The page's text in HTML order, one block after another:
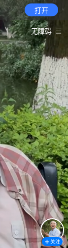
打开
无障碍
关注